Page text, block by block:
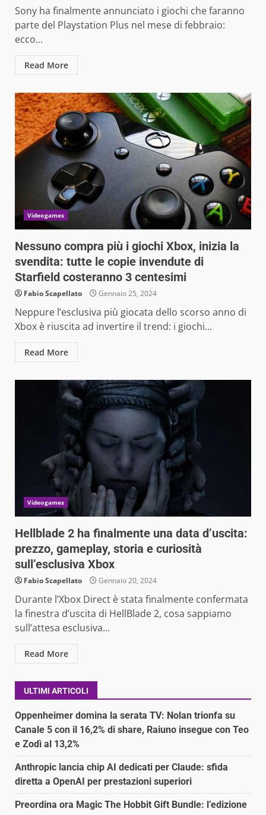
Sony ha finalmente annunciato i giochi che faranno
parte del Playstation Plus nel mese di febbraio:
ecco...
Read More
Videogames
Nessuno compra più i giochi Xbox, inizia la
svendita: tutte le copie invendute di
Starfield costeranno 3 centesimi
Fabio Scapellato Gennaio 25, 2024
Neppure l’esclusiva più giocata dello scorso anno di
Xbox è riuscita ad invertire il trend: i giochi...
Read More
Videogames
Hellblade 2 ha finalmente una data d’uscita:
prezzo, gameplay, storia e curiosità
sull’esclusiva Xbox
Fabio Scapellato Gennaio 20, 2024
Durante l’Xbox Direct è stata finalmente confermata
la finestra d’uscita di HellBlade 2, cosa sappiamo
sull’attesa esclusiva...
Read More
ULTIMI ARTICOLI
Oppenheimer domina la serata TV: Nolan trionfa su
Canale 5 con il 16,2% di share, Raiuno insegue con Teo
e Zodì al 13,2%
Anthropic lancia chip AI dedicati per Claude: sfida
diretta a OpenAI per prestazioni superiori
Preordina ora Magic The Hobbit Gift Bundle: l’edizione